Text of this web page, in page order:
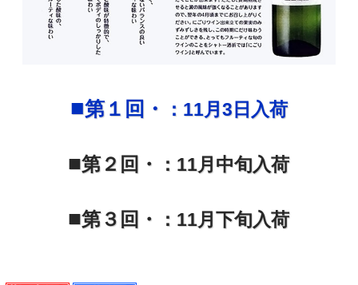
■第１回・ ： 11月3日入荷
■第２回・ ： 11月中旬入荷
■第３回・ ： 11月下旬入荷